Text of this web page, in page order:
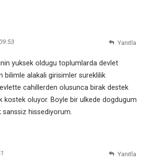
yuksek oldugu toplumlarda devlet
bilimle alakali girisimler sureklilik
cahillerden olusunca birak destek
kostek oluyor. Boyle bir ulkede dogdugum
hissediyorum.
Yanıtla
Yanıtla